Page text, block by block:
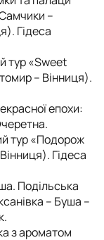
–
Гідеса
тур «Sweet
– Вінниця).
епохи:
тур «Подорож
Гідеса
Подільська
– Буша –
з ароматом